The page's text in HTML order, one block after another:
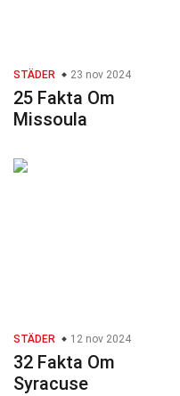
STÄDER 23 nov 2024
25 Fakta Om
Missoula
STÄDER 12 nov 2024
32 Fakta Om
Syracuse